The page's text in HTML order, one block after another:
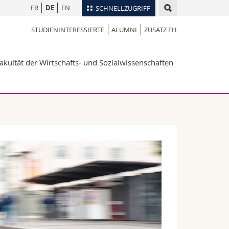
SCHNELLZUGRIFF
Personenverzeichnis
Bibliotheken
Vorlesungsverzeichnis
FR DE EN
STUDIENINTERESSIERTE ALUMNI ZUSATZ FH
der Wirtschafts- und Sozialwissenschaften